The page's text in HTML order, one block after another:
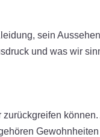
sein
und was wir